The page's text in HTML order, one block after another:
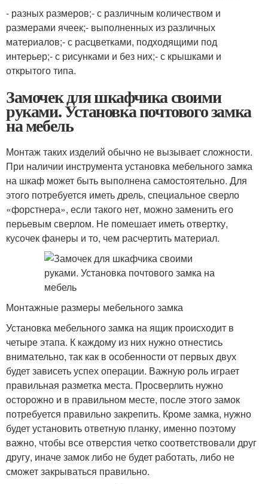
- разных размеров;- с различным количеством и
размерами ячеек;- выполненных из различных
материалов;- с расцветками, подходящими под
интерьер;- с рисунками и без них;- с крышками и
открытого типа.
Замочек для шкафчика своими
руками. Установка почтового замка
на мебель
Монтаж таких изделий обычно не вызывает сложности.
При наличии инструмента установка мебельного замка
на шкаф может быть выполнена самостоятельно. Для
этого потребуется иметь дрель, специальное сверло
«форстнера», если такого нет, можно заменить его
перьевым сверлом. Не помешает иметь отвертку,
кусочек фанеры и то, чем расчертить материал.
Монтажные размеры мебельного замка
Установка мебельного замка на ящик происходит в
четыре этапа. К каждому из них нужно отнестись
внимательно, так как в особенности от первых двух
будет зависеть успех операции. Важную роль играет
правильная разметка места. Просверлить нужно
осторожно и в правильном месте, после этого замок
потребуется правильно закрепить. Кроме замка, нужно
будет установить ответную планку, именно поэтому
важно, чтобы все отверстия четко соответствовали друг
другу, иначе замок либо не будет работать, либо не
сможет закрываться правильно.